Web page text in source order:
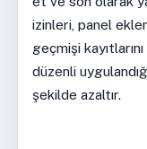
izinleri, panel
geçmişi
düzenli
şekilde azaltır.